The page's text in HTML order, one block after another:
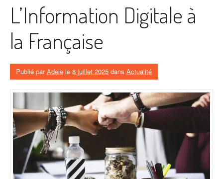
sources
aux
artificielles
? »
L’Information Digitale à
la Française
Publié parAdele le 8 juillet 2025 dans Actualité